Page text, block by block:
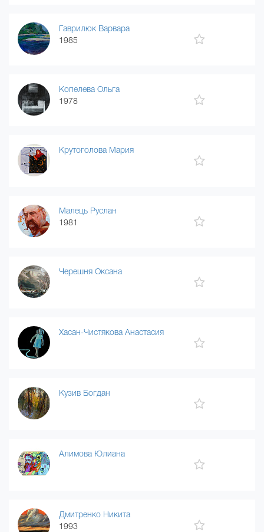
Гаврилюк Варвара
1985
Копелева Ольга
1978
Крутоголова Мария
Малець Руслан
1981
Черешня Оксана
Хасан-Чистякова Анастасия
Кузив Богдан
Алимова Юлиана
Дмитренко Никита
1993